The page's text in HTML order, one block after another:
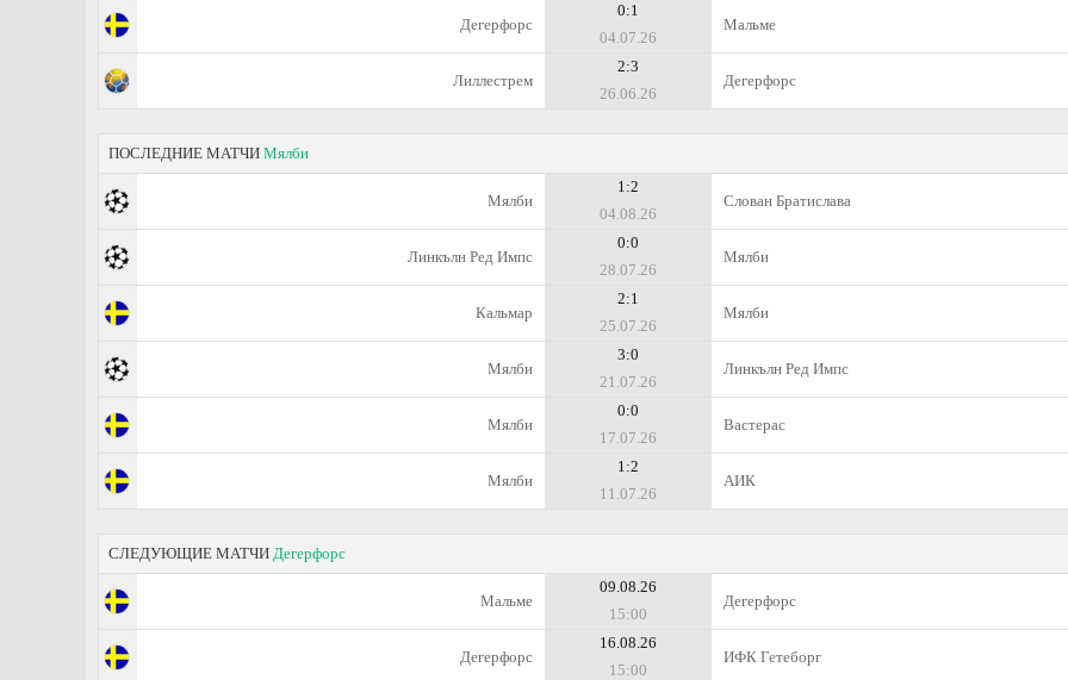
Дегерфорс
0:1
04.07.26
Мальме
Лиллестрем
2:3
26.06.26
Дегерфорс
ПОСЛЕДНИЕ МАТЧИ Мялби
Мялби
1:2
04.08.26
Слован Братислава
Линкълн Ред Импс
0:0
28.07.26
Мялби
Кальмар
2:1
25.07.26
Мялби
Мялби
3:0
21.07.26
Линкълн Ред Импс
Мялби
0:0
17.07.26
Вастерас
Мялби
1:2
11.07.26
АИК
СЛЕДУЮЩИЕ МАТЧИ Дегерфорс
Мальме
09.08.26
15:00
Дегерфорс
Дегерфорс
16.08.26
15:00
ИФК Гетеборг